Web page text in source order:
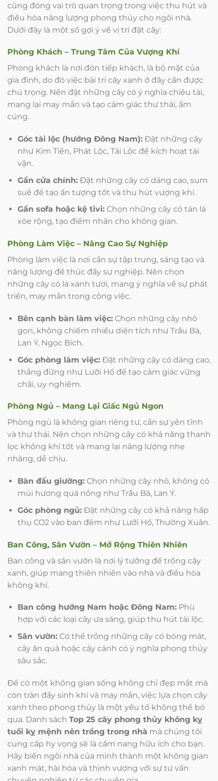
cũng đóng vai trò quan trọng trong việc thu hút và
điều hòa năng lượng phong thủy cho ngôi nhà.
Dưới đây là một số gợi ý về vị trí đặt cây:
Phòng Khách – Trung Tâm Của Vượng Khí
Phòng khách là nơi đón tiếp khách, là bộ mặt của
gia đình, do đó việc bài trí cây xanh ở đây cần được
chú trọng. Nên đặt những cây có ý nghĩa chiêu tài,
mang lại may mắn và tạo cảm giác thư thái, ấm
cúng.
Góc tài lộc (hướng Đông Nam):Đặt những cây
như Kim Tiền, Phát Lộc, Tài Lộc để kích hoạt tài
vận.
Gần cửa chính:Đặt những cây có dáng cao, sum
suê để tạo ấn tượng tốt và thu hút vượng khí.
Gần sofa hoặc kệ tivi:Chọn những cây có tán lá
xòe rộng, tạo điểm nhấn cho không gian.
Phòng Làm Việc – Nâng Cao Sự Nghiệp
Phòng làm việc là nơi cần sự tập trung, sáng tạo và
năng lượng để thúc đẩy sự nghiệp. Nên chọn
những cây có lá xanh tươi, mang ý nghĩa về sự phát
triển, may mắn trong công việc.
Bên cạnh bàn làm việc:Chọn những cây nhỏ
gọn, không chiếm nhiều diện tích như Trầu Bà,
Lan Ý, Ngọc Bích.
Góc phòng làm việc:Đặt những cây có dáng cao,
thẳng đứng như Lưỡi Hổ để tạo cảm giác vững
chãi, uy nghiêm.
Phòng Ngủ – Mang Lại Giấc Ngủ Ngon
Phòng ngủ là không gian riêng tư, cần sự yên tĩnh
và thư thái. Nên chọn những cây có khả năng thanh
lọc không khí tốt và mang lại năng lượng nhẹ
nhàng, dễ chịu.
Bàn đầu giường:Chọn những cây nhỏ, không có
mùi hương quá nồng như Trầu Bà, Lan Ý.
Góc phòng ngủ:Đặt những cây có khả năng hấp
thụ CO2 vào ban đêm như Lưỡi Hổ, Thường Xuân.
Ban Công, Sân Vườn – Mở Rộng Thiên Nhiên
Ban công và sân vườn là nơi lý tưởng để trồng cây
xanh, giúp mang thiên nhiên vào nhà và điều hòa
không khí.
Ban công hướng Nam hoặc Đông Nam:Phù
hợp với các loại cây ưa sáng, giúp thu hút tài lộc.
Sân vườn:Có thể trồng những cây có bóng mát,
cây ăn quả hoặc cây cảnh có ý nghĩa phong thủy
sâu sắc.
Để có một không gian sống không chỉ đẹp mắt mà
còn tràn đầy sinh khí và may mắn, việc lựa chọn cây
xanh theo phong thủy là một yếu tố không thể bỏ
qua. Danh sách Top 25 cây phong thủy không kỵ
tuổi kỵ mệnh nên trồng trong nhà mà chúng tôi
cung cấp hy vọng sẽ là cẩm nang hữu ích cho bạn.
Hãy biến ngôi nhà của mình thành một không gian
xanh mát, hài hòa và thịnh vượng với sự tư vấn